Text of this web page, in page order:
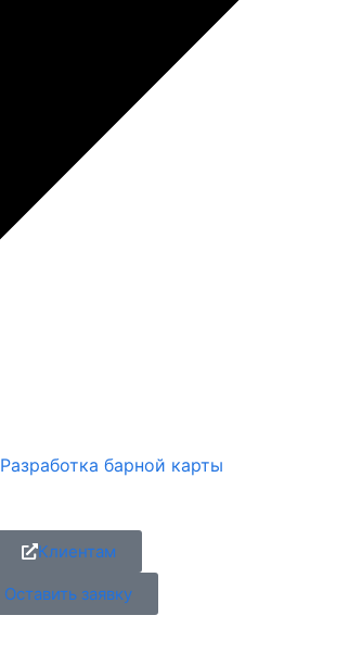
Разработка барной карты
Клиентам
Оставить заявку